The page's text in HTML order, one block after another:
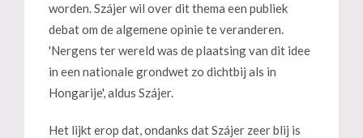
worden. Szájer wil over dit thema een publiek
debat om de algemene opinie te veranderen.
'Nergens ter wereld was de plaatsing van dit idee
in een nationale grondwet zo dichtbij als in
Hongarije', aldus Szájer.
Het lijkt erop dat, ondanks dat Szájer zeer blij is